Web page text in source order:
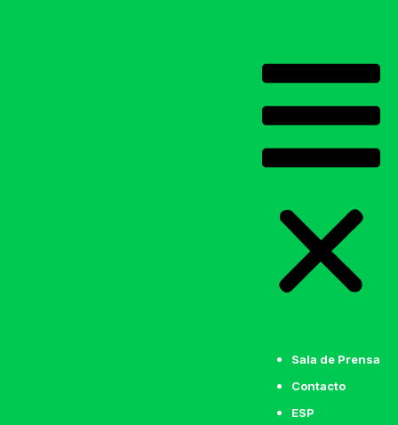
Sala de Prensa
Contacto
ESP